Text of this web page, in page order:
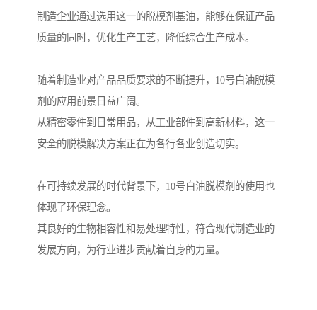
制造企业通过选用这一的脱模剂基油，能够在保证产品
质量的同时，优化生产工艺，降低综合生产成本。
随着制造业对产品品质要求的不断提升，10号白油脱模
剂的应用前景日益广阔。
从精密零件到日常用品，从工业部件到高新材料，这一
安全的脱模解决方案正在为各行各业创造切实。
在可持续发展的时代背景下，10号白油脱模剂的使用也
体现了环保理念。
其良好的生物相容性和易处理特性，符合现代制造业的
发展方向，为行业进步贡献着自身的力量。